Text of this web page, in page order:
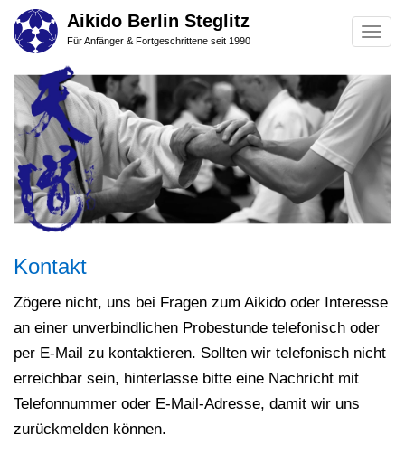
Skip
content
Aikido Berlin Steglitz
Für Anfänger & Fortgeschrittene seit 1990
Kontakt
Zögere nicht, uns bei Fragen zum Aikido oder Interesse
an einer unverbindlichen Probestunde telefonisch oder
per E-Mail zu kontaktieren. Sollten wir telefonisch nicht
erreichbar sein, hinterlasse bitte eine Nachricht mit
Telefonnummer oder E-Mail-Adresse, damit wir uns
zurückmelden können.